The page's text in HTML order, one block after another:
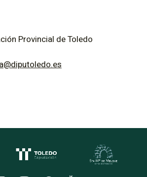
Provincial de Toledo